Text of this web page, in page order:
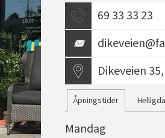
69 33 33 23
Dikeveien
Åpningstider
Mandag